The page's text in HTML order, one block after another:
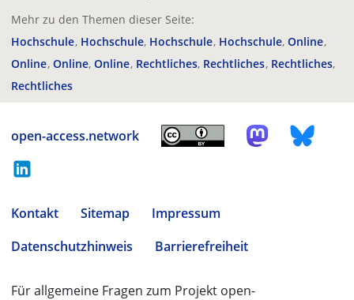
Mehr zu den Themen dieser Seite:
Hochschule Hochschule Hochschule Hochschule Online
Online Online Online Rechtliches Rechtliches Rechtliches
Rechtliches
open-access.network
Kontakt Sitemap
Impressum
Datenschutzhinweis
Barrierefreiheit
Für allgemeine Fragen zum Projekt open-